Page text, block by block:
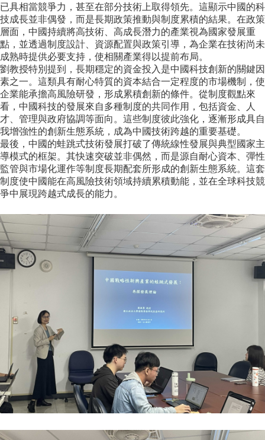
士
班
在
職
專
班
學
術
研
究
國
家
發
研
期
刊
區
已具相當競爭力，甚至在部分技術上取得領先。這顯示中國的科
技成長並非偶發，而是長期政策推動與制度累積的結果。在政策
層面，中國持續將高技術、高成長潛力的產業視為國家發展重
點，並透過制度設計、資源配置與政策引導，為企業在技術尚未
成熟時提供必要支持，使相關產業得以提前布局。
劉教授特別提到，長期穩定的資金投入是中國科技創新的關鍵因
素之一。這類具有耐心特質的資本結合一定程度的市場機制，使
企業能承擔高風險研發，形成累積創新的條件。從制度觀點來
看，中國科技的發展來自多種制度的共同作用，包括資金、人
才、管理與政府協調等面向。這些制度彼此強化，逐漸形成具自
我增強性的創新生態系統，成為中國技術跨越的重要基礎。
最後，中國的蛙跳式技術發展打破了傳統線性發展與典型國家主
導模式的框架。其快速突破並非偶然，而是源自耐心資本、彈性
監管與市場化運作等制度長期配套所形成的創新生態系統。這套
制度使中國能在高風險技術領域持續累積動能，並在全球科技競
爭中展現跨越式成長的能力。